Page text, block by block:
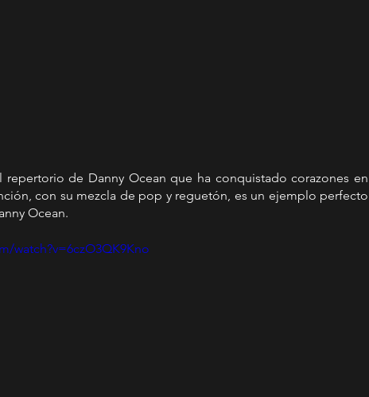
repertorio de Danny Ocean que ha conquistado corazones en
con su mezcla de pop y reguetón, es un ejemplo perfecto
Ocean.
watch?v=6czO3QK9Kno